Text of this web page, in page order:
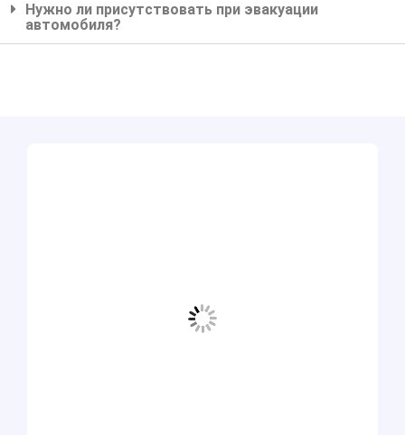
Нужно ли присутствовать при эвакуации
автомобиля?